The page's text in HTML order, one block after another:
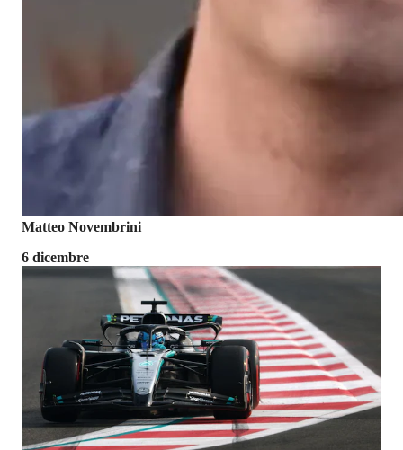
Matteo Novembrini
6 dicembre